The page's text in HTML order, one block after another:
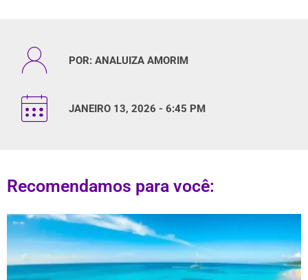
POR: ANALUIZA AMORIM
JANEIRO 13, 2026 - 6:45 PM
Recomendamos para você: